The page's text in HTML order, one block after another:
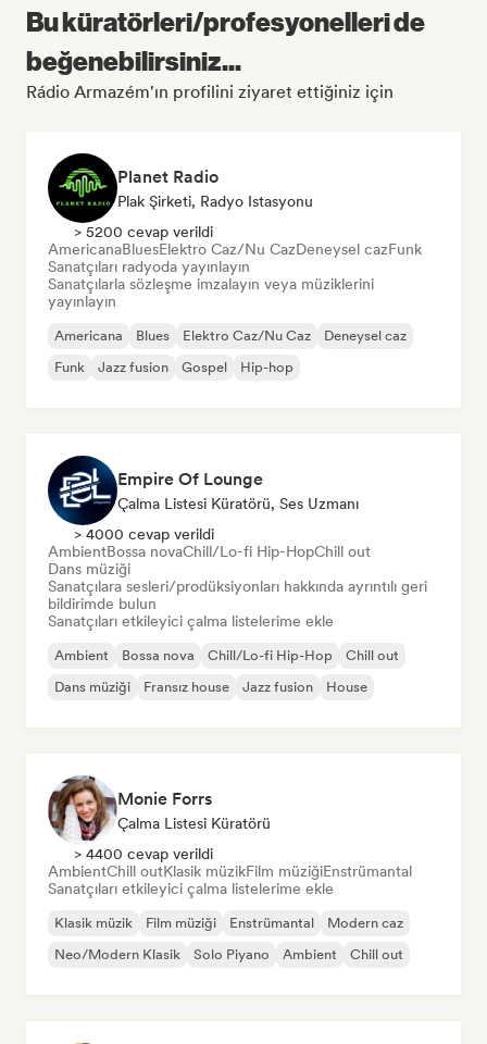
Bu küratörleri/profesyonelleri de
beğenebilirsiniz...
Rádio Armazém'ın profilini ziyaret ettiğiniz için
Planet Radio
Plak Şirketi, Radyo Istasyonu
> 5200 cevap verildi
AmericanaBluesElektro Caz/Nu CazDeneysel cazFunk
Sanatçıları radyoda yayınlayın
Sanatçılarla sözleşme imzalayın veya müziklerini
yayınlayın
Americana Blues Elektro Caz/Nu Caz
Deneysel caz
Funk
Jazz fusion Gospel Hip-hop
Empire Of Lounge
Çalma Listesi Küratörü, Ses Uzmanı
> 4000 cevap verildi
AmbientBossa novaChill/Lo-fi Hip-HopChill out
Dans müziği
Sanatçılara sesleri/prodüksiyonları hakkında ayrıntılı geri
bildirimde bulun
Sanatçıları etkileyici çalma listelerime ekle
Ambient Bossa nova Chill/Lo-fi Hip-Hop
Chill out
Dans müziği
Fransız house Jazz fusion House
Monie Forrs
Çalma Listesi Küratörü
> 4400 cevap verildi
AmbientChill outKlasik müzikFilm müziğiEnstrümantal
Sanatçıları etkileyici çalma listelerime ekle
Klasik müzik Film müziği Enstrümantal
Modern caz
Neo/Modern Klasik
Solo Piyano Ambient Chill out